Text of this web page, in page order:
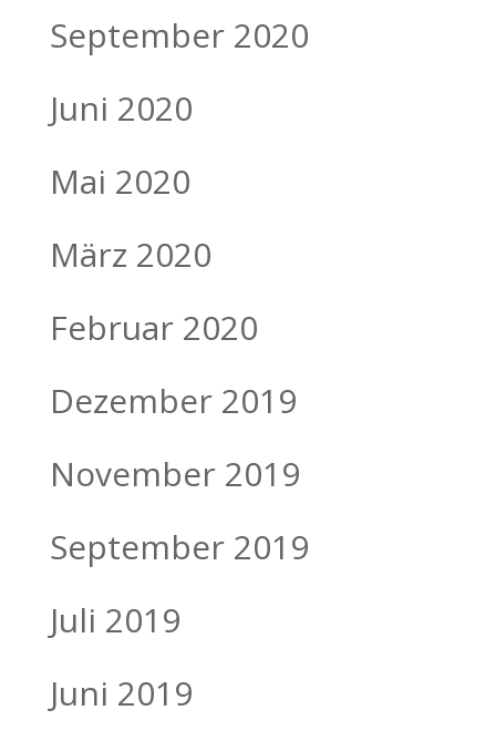
September 2020
Juni 2020
Mai 2020
März 2020
Februar 2020
Dezember 2019
November 2019
September 2019
Juli 2019
Juni 2019